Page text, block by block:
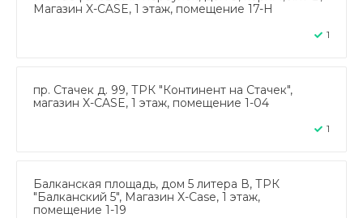
Магазин X-CASE, 1 этаж, помещение 17-Н
1
пр. Стачек д. 99, ТРК "Континент на Стачек",
магазин X-CASE, 1 этаж, помещение 1-04
1
Балканская площадь, дом 5 литера В, ТРК
"Балканский 5", Магазин X-Case, 1 этаж,
помещение 1-19